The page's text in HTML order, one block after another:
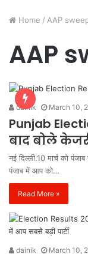
Home / AAP
AAP
dainik March 10,
Punjab
बाद बोले
नई दिल्ली.10 मार्च को
पंजाब में आप को…
Read More »
dainik March 10,